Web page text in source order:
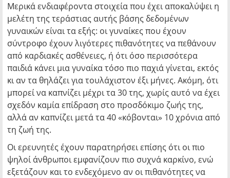
Μερικά ενδιαφέροντα στοιχεία που έχει αποκαλύψει η
μελέτη της τεράστιας αυτής βάσης δεδομένων
γυναικών είναι τα εξής: οι γυναίκες που έχουν
σύντροφο έχουν λιγότερες πιθανότητες να πεθάνουν
από καρδιακές ασθένειες, ή ότι όσο περισσότερα
παιδιά κάνει μια γυναίκα τόσο πιο παχιά γίνεται, εκτός
κι αν τα θηλάζει για τουλάχιστον έξι μήνες. Ακόμη, ότι
μπορεί να καπνίζει μέχρι τα 30 της, χωρίς αυτό να έχει
σχεδόν καμία επίδραση στο προσδόκιμο ζωής της,
αλλά αν καπνίζει μετά τα 40 «κόβονται» 10 χρόνια από
τη ζωή της.
Οι ερευνητές έχουν παρατηρήσει επίσης ότι οι πιο
ψηλοί άνθρωποι εμφανίζουν πιο συχνά καρκίνο, ενώ
εξετάζουν και το ενδεχόμενο αν οι πιθανότητες να